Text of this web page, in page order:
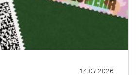
14.07.2026